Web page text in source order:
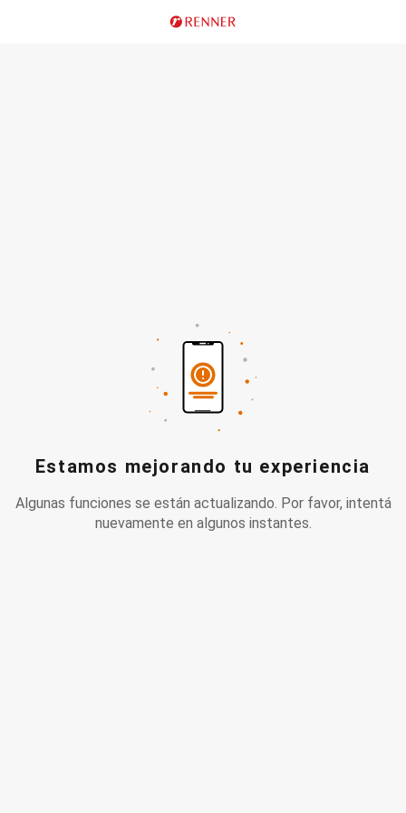
Estamos mejorando tu experiencia
Algunas funciones se están actualizando. Por favor, intentá
nuevamente en algunos instantes.